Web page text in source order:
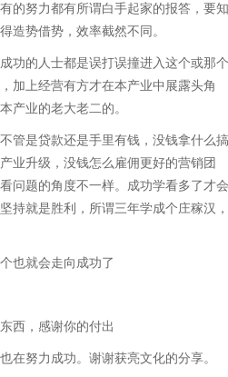
的努力都有所谓白手起家的报答，要知
造势借势，效率截然不同。
功的人士都是误打误撞进入这个或那个
加上经营有方才在本产业中展露头角
产业的老大老二的。
管是贷款还是手里有钱，没钱拿什么搞
业升级，没钱怎么雇佣更好的营销团
问题的角度不一样。成功学看多了才会
持就是胜利，所谓三年学成个庄稼汉，
也就会走向成功了
西，感谢你的付出
在努力成功。谢谢获亮文化的分享。